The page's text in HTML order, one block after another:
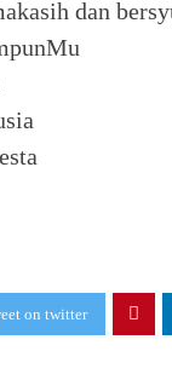
dan
on twitter